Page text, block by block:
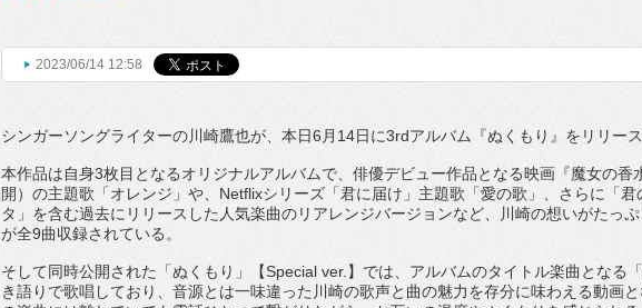
2023/06/14 12:58
シンガーソングライターの川崎鷹也が、本日6 月 14日に3rdアルバム『ぬくもり』をリリース
本作品は自身3枚目となるオリジナルアルバムで、 俳優デビュー作品となる映画『魔女の香
開） の主題歌「オレンジ」や、 Netflixシリーズ「君に届け」 主題歌「愛の歌」、さらに「君
タ」 を含む過去にリリースした人気楽曲のリアレンジバージョンなど、
川崎の想いがたっ
が全9曲収録されている。
そして同時公開された「ぬくもり」【Special ver. 】では、アルバムのタイトル楽曲となる「
き語りで歌唱しており、 音源とは一味違った川崎の歌声と曲の魅力を存分に味わえる動画と